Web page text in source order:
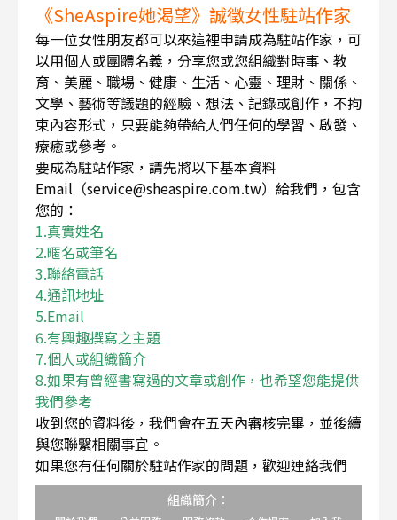
《SheAspire她渴望》誠徵女性駐站作家
每一位女性朋友都可以來這裡申請成為駐站作家，可
以用個人或團體名義，分享您或您組織對時事、教
育、美麗、職場、健康、生活、心靈、理財、關係、
文學、藝術等議題的經驗、想法、記錄或創作，不拘
束內容形式，只要能夠帶給人們任何的學習、啟發、
療癒或參考。
要成為駐站作家，請先將以下基本資料
Email（service@sheaspire.com.tw）給我們，包含
您的：
1.真實姓名
2.暱名或筆名
3.聯絡電話
4.通訊地址
5.Email
6.有興趣撰寫之主題
7.個人或組織簡介
8.如果有曾經書寫過的文章或創作，也希望您能提供
我們參考
收到您的資料後，我們會在五天內審核完畢，並後續
與您聯繫相關事宜。
如果您有任何關於駐站作家的問題，歡迎連絡我們
組織簡介：